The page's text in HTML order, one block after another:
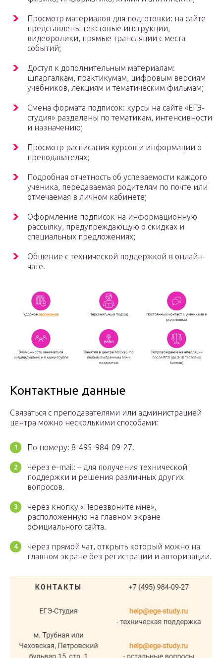
Просмотр материалов для подготовки: на сайте
представлены текстовые инструкции,
видеоролики, прямые трансляции с места
событий;
Доступ к дополнительным материалам:
шпаргалкам, практикумам, цифровым версиям
учебников, лекциям и тематическим фильмам;
Смена формата подписок: курсы на сайте «ЕГЭ-
студия» разделены по тематикам, интенсивности
и назначению;
Просмотр расписания курсов и информации о
преподавателях;
Подробная отчетность об успеваемости каждого
ученика, передаваемая родителям по почте или
отмечаемая в личном кабинете;
Оформление подписок на информационную
рассылку, предупреждающую о скидках и
специальных предложениях;
Общение с технической поддержкой в онлайн-
чате.
Контактные данные
Связаться с преподавателями или администрацией
центра можно несколькими способами:
По номеру: 8-495-984-09-27.
Через e-mail: – для получения технической
поддержки и решения различных других
вопросов.
Через кнопку «Перезвоните мне»,
расположенную на главном экране
официального сайта.
Через прямой чат, открыть который можно на
главном экране без регистрации и авторизации.